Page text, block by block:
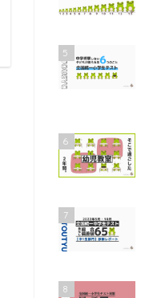
5
6
7
8